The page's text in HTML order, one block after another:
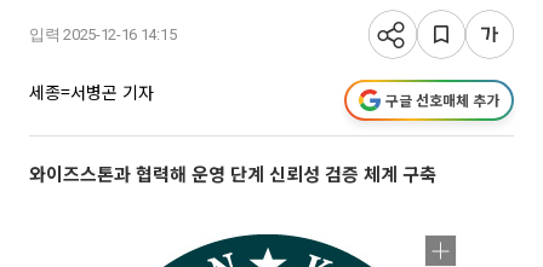
입력 2025-12-16 14:15
세종=서병곤 기자 구글 선호매체 추가
와이즈스톤과 협력해 운영 단계 신뢰성 검증 체계 구축